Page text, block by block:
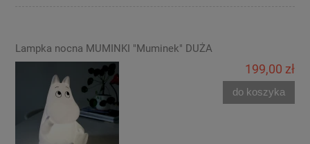
Lampka nocna MUMINKI "Muminek" DUŻA
199,00 zł
do koszyka